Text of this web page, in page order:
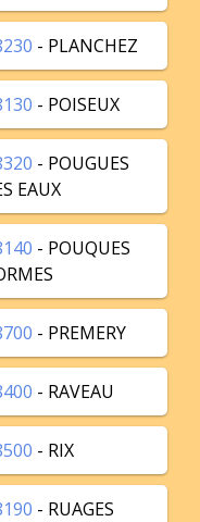
- PLANCHEZ
- POISEUX
- POUGUES
EAUX
- POUQUES
- PREMERY
- RAVEAU
- RIX
- RUAGES